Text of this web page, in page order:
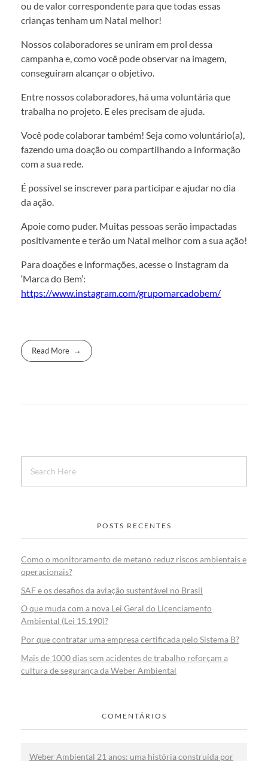
ou de valor correspondente para que todas essas
crianças tenham um Natal melhor!
Nossos colaboradores se uniram em prol dessa
campanha e, como você pode observar na imagem,
conseguiram alcançar o objetivo.
Entre nossos colaboradores, há uma voluntária que
trabalha no projeto. E eles precisam de ajuda.
Você pode colaborar também! Seja como voluntário(a),
fazendo uma doação ou compartilhando a informação
com a sua rede.
É possível se inscrever para participar e ajudar no dia
da ação.
Apoie como puder. Muitas pessoas serão impactadas
positivamente e terão um Natal melhor com a sua ação!
Para doações e informações, acesse o Instagram da
‘Marca do Bem’:
https://www.instagram.com/grupomarcadobem/
Read More
POSTS RECENTES
Como o monitoramento de metano reduz riscos ambientais e
operacionais?
SAF e os desafios da aviação sustentável no Brasil
O que muda com a nova Lei Geral do Licenciamento
Ambiental (Lei 15.190)?
Por que contratar uma empresa certificada pelo Sistema B?
Mais de 1000 dias sem acidentes de trabalho reforçam a
cultura de segurança da Weber Ambiental
COMENTÁRIOS
Weber Ambiental 21 anos: uma história construída por